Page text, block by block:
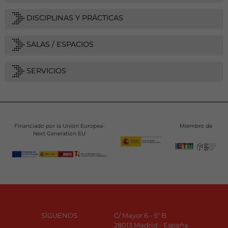
DISCIPLINAS Y PRÁCTICAS
SALAS / ESPACIOS
SERVICIOS
Financiado por la Unión Europea-
Next Generation EU
Miembro de
SÍGUENOS
C/ Mayor 6 - 5º B
28013 Madrid - España